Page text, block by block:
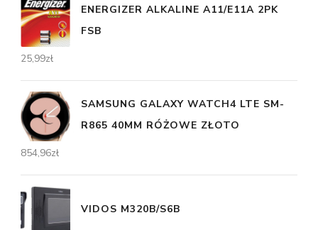
ENERGIZER ALKALINE A11/E11A 2PK
FSB
25,99zł
SAMSUNG GALAXY WATCH4 LTE SM-
R865 40MM RÓŻOWE ZŁOTO
854,96zł
VIDOS M320B/S6B